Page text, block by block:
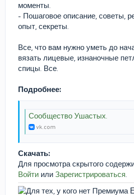
моменты.
- Пошаговое описание, советы,
опыт, секреты.
Все, что вам нужно уметь до
вязать лицевые, изнаночные
спицы. Все.
Подробнее:
Сообщество Ушастых.
vk.com
Скачать:
Для просмотра скрытого
Войти или Зарегистрироваться.